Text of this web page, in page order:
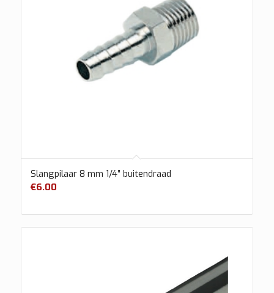
Slangpilaar 8 mm 1/4″ buitendraad
€6.00